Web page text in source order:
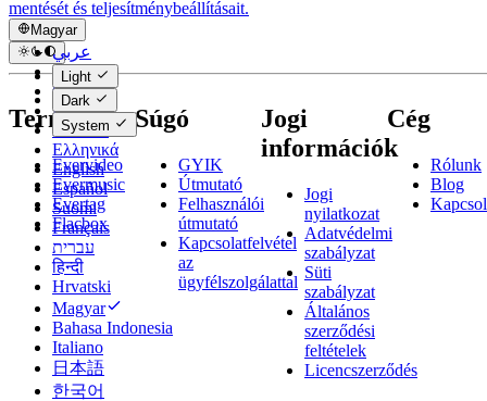
mentését és teljesítménybeállításait.
Magyar
عربي
Català
Čeština
Dansk
Deutsch
Ελληνικά
English
Español
Suomi
Français
עברית
हिन्दी
Hrvatski
Magyar
Bahasa Indonesia
Italiano
日本語
한국어
Light
Dark
System
Termékek
Evervideo
Evermusic
Evertag
Flacbox
Súgó
GYIK
Útmutató
Felhasználói
útmutató
Kapcsolatfelvétel
az
ügyfélszolgálattal
Jogi
információk
Jogi
nyilatkozat
Adatvédelmi
szabályzat
Süti
szabályzat
Általános
szerződési
feltételek
Licencszerződés
Cég
Rólunk
Blog